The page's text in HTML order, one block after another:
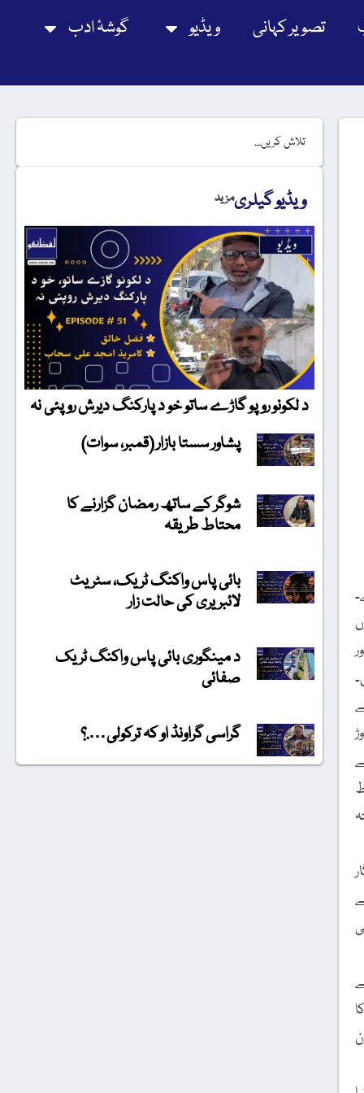
تصویر کہانی ویڈیو گوشۂ ادب
کا
ویڈیو گیلریمزید
د لکونو روپو گاڑے ساتو خو د پارکنگ دیرش روپئی نہ
پشاور سستا بازار (قمبر، سوات)
شوگر کے ساتھ رمضان گزارنے کا
محتاط طریقہ
بائی پاس واکنگ ٹریک، سٹریٹ
لائبریری کی حالت زار
د مینگوری بائی پاس واکنگ ٹریک
صفائی
گراسی گراونڈ او کہ ترکولی….؟